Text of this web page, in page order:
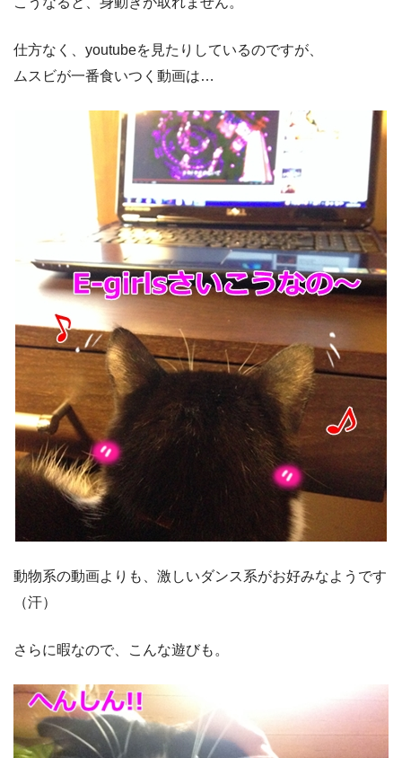
仕方なく、youtubeを見たりしているのですが、
ムスビが一番食いつく動画は…
動物系の動画よりも、激しいダンス系がお好みなようです
（汗）
さらに暇なので、こんな遊びも。